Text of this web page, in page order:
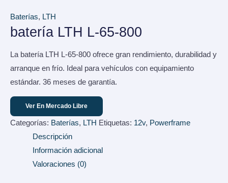
Baterías, LTH
batería LTH L-65-800
La batería LTH L-65-800 ofrece gran rendimiento, durabilidad y
arranque en frío. Ideal para vehículos con equipamiento
estándar. 36 meses de garantía.
Ver En Mercado Libre
Categorías: Baterías, LTH Etiquetas: 12v, Powerframe
Descripción
Información adicional
Valoraciones (0)